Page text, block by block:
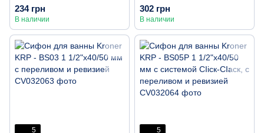
с переливом, прямоточный
234 грн
В наличии
с переливом, прямоточный
302 грн
В наличии
5
5